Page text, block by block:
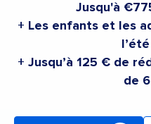
Jusqu'à
+ Les enfants et les
+ Jusqu’à 125 € de
de